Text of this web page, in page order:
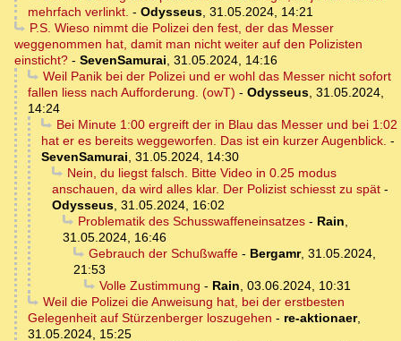
mehrfach verlinkt. - Odysseus, 31.05.2024, 14:21
P.S. Wieso nimmt die Polizei den fest, der das Messer
weggenommen hat, damit man nicht weiter auf den Polizisten
einsticht? - SevenSamurai, 31.05.2024, 14:16
Weil Panik bei der Polizei und er wohl das Messer nicht sofort
fallen liess nach Aufforderung. (owT) - Odysseus, 31.05.2024,
14:24
Bei Minute 1:00 ergreift der in Blau das Messer und bei 1:02
hat er es bereits weggeworfen. Das ist ein kurzer Augenblick. -
SevenSamurai, 31.05.2024, 14:30
Nein, du liegst falsch. Bitte Video in 0.25 modus
anschauen, da wird alles klar. Der Polizist schiesst zu spät -
Odysseus, 31.05.2024, 16:02
Problematik des Schusswaffeneinsatzes- Rain,
31.05.2024, 16:46
Gebrauch der Schußwaffe- Bergamr, 31.05.2024,
21:53
Volle Zustimmung - Rain, 03.06.2024, 10:31
Weil die Polizei die Anweisung hat, bei der erstbesten
Gelegenheit auf Stürzenberger loszugehen - re-aktionaer,
31.05.2024, 15:25